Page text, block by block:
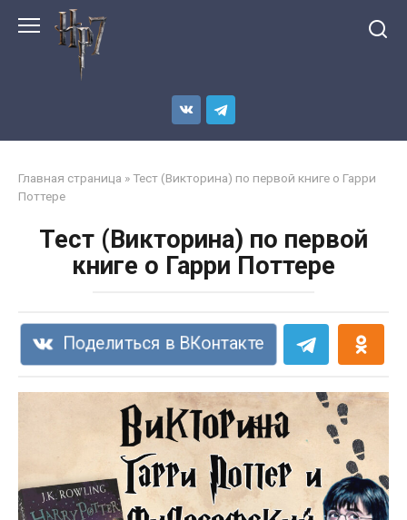
Главная страница »Тест (Викторина) по первой книге о Гарри
Поттере
Тест (Викторина) по первой
книге о Гарри Поттере
Поделиться в ВКонтакте